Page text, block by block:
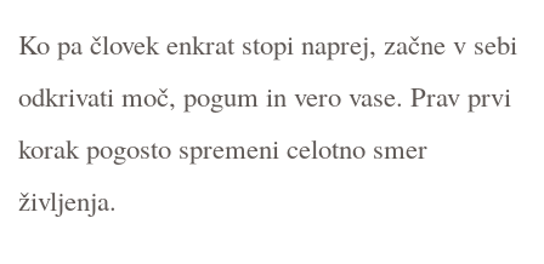
Ko pa človek enkrat stopi naprej, začne v sebi
odkrivati moč, pogum in vero vase. Prav prvi
korak pogosto spremeni celotno smer
življenja.